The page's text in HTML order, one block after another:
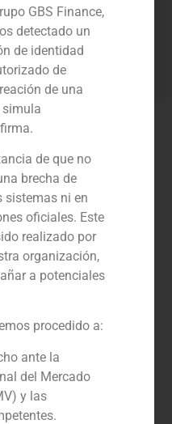
en la
comerciales y
GBS Finance,
detectado un
de identidad
de
de una
de que no
brecha de
sistemas ni en
oficiales. Este
realizado por
organización,
a potenciales
procedido a:
ante la
del Mercado
y las